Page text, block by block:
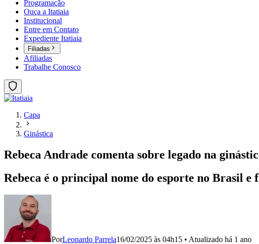
Programação
Ouça a Itatiaia
Institucional
Entre em Contato
Expediente Itatiaia
Filiadas
Afiliadas
Trabalhe Conosco
Capa
Ginástica
Rebeca Andrade comenta sobre legado na
Rebeca é o principal nome do esporte no Brasil e
PorLeonardo Parrela16/02/2025 às 04h15 • Atualizado há 1 ano